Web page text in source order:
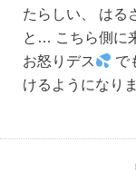
たらしい、 はる
と… こちら側に
お怒りデス
で
けるようになり